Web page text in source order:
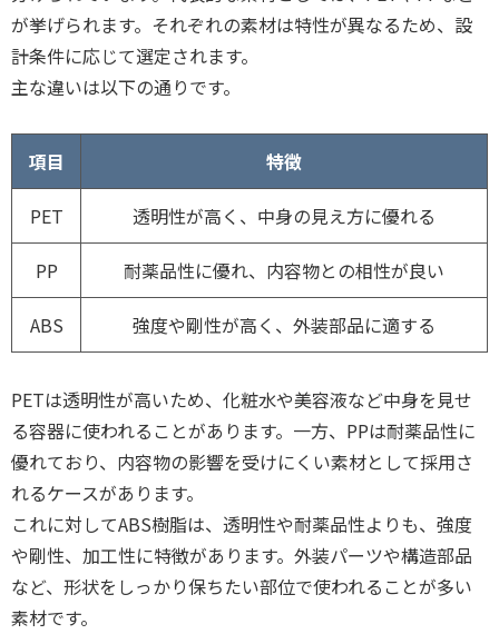
が挙げられます。それぞれの素材は特性が異なるため、設
計条件に応じて選定されます。
主な違いは以下の通りです。
項目 特徴
PET 透明性が高く、中身の見え方に優れる
PP 耐薬品性に優れ、内容物との相性が良い
ABS 強度や剛性が高く、外装部品に適する
PETは透明性が高いため、化粧水や美容液など中身を見せ
る容器に使われることがあります。一方、PPは耐薬品性に
優れており、内容物の影響を受けにくい素材として採用さ
れるケースがあります。
これに対してABS樹脂は、透明性や耐薬品性よりも、強度
や剛性、加工性に特徴があります。外装パーツや構造部品
など、形状をしっかり保ちたい部位で使われることが多い
素材です。